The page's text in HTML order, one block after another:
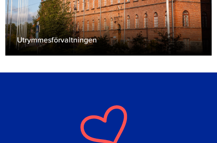
Utrymmesförvaltningen